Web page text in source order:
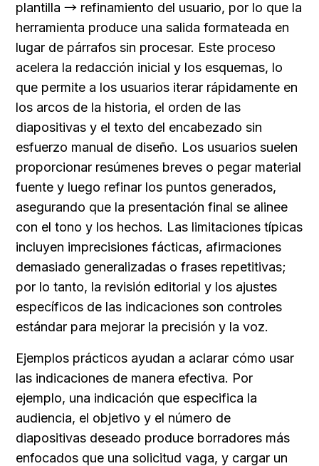
plantilla → refinamiento del usuario, por lo que la
herramienta produce una salida formateada en
lugar de párrafos sin procesar. Este proceso
acelera la redacción inicial y los esquemas, lo
que permite a los usuarios iterar rápidamente en
los arcos de la historia, el orden de las
diapositivas y el texto del encabezado sin
esfuerzo manual de diseño. Los usuarios suelen
proporcionar resúmenes breves o pegar material
fuente y luego refinar los puntos generados,
asegurando que la presentación final se alinee
con el tono y los hechos. Las limitaciones típicas
incluyen imprecisiones fácticas, afirmaciones
demasiado generalizadas o frases repetitivas;
por lo tanto, la revisión editorial y los ajustes
específicos de las indicaciones son controles
estándar para mejorar la precisión y la voz.
Ejemplos prácticos ayudan a aclarar cómo usar
las indicaciones de manera efectiva. Por
ejemplo, una indicación que especifica la
audiencia, el objetivo y el número de
diapositivas deseado produce borradores más
enfocados que una solicitud vaga, y cargar un